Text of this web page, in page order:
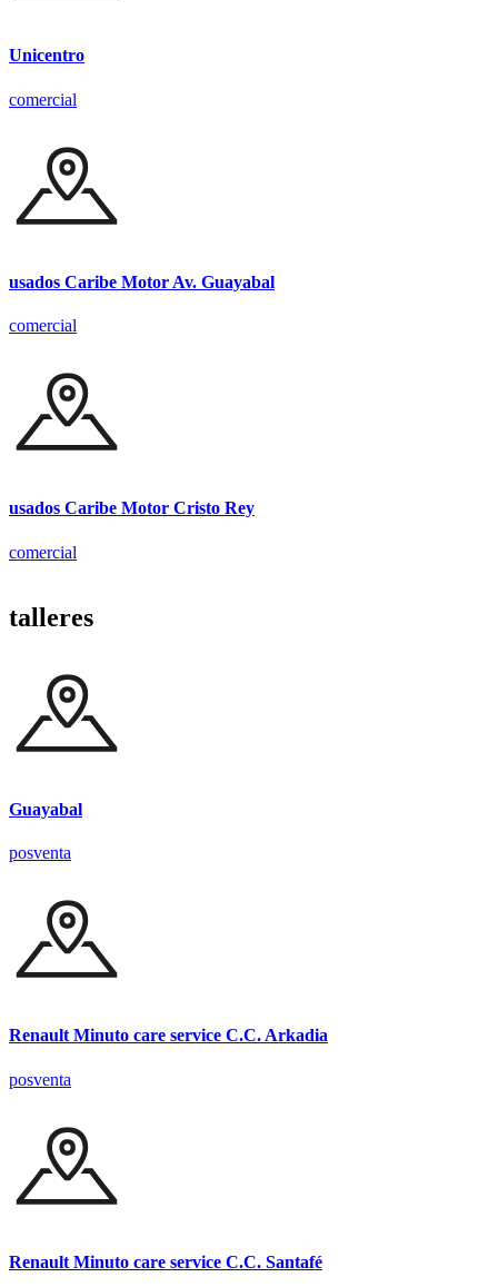
Unicentro
comercial
usados Caribe Motor Av. Guayabal
comercial
usados Caribe Motor Cristo Rey
comercial
talleres
Guayabal
posventa
Renault Minuto care service C.C. Arkadia
posventa
Renault Minuto care service C.C. Santafé